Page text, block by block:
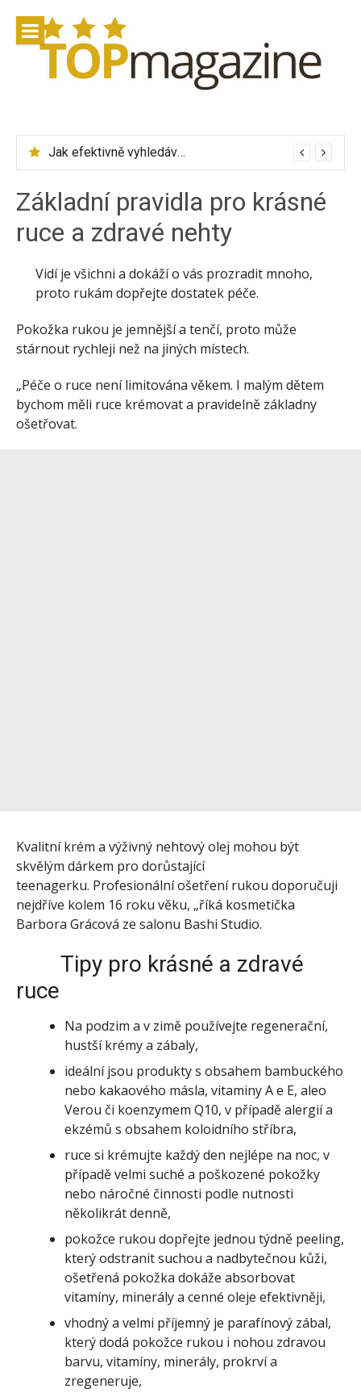
obsah
Jak efektivně vyhledávat letenky přes Skyscanner
Základní pravidla pro krásné
ruce a zdravé nehty
Vidí je všichni a dokáží o vás prozradit mnoho,
proto rukám dopřejte dostatek péče.
Pokožka rukou je jemnější a tenčí, proto může
stárnout rychleji než na jiných místech.
„Péče o ruce není limitována věkem. I malým dětem
bychom měli ruce krémovat a pravidelně základny
ošetřovat.
Kvalitní krém a výživný nehtový olej mohou být
skvělým dárkem pro dorůstající
teenagerku. Profesionální ošetření rukou doporučuji
nejdříve kolem 16 roku věku, „říká kosmetička
Barbora Grácová ze salonu Bashi Studio.
Tipy pro krásné a zdravé
ruce
Na podzim a v zimě používejte regenerační,
hustší krémy a zábaly,
ideální jsou produkty s obsahem bambuckého
nebo kakaového másla, vitaminy A e E, aleo
Verou či koenzymem Q10, v případě alergií a
ekzémů s obsahem koloidního stříbra,
ruce si krémujte každý den nejlépe na noc, v
případě velmi suché a poškozené pokožky
nebo náročné činnosti podle nutnosti
několikrát denně,
pokožce rukou dopřejte jednou týdně peeling,
který odstranit suchou a nadbytečnou kůži,
ošetřená pokožka dokáže absorbovat
vitamíny, minerály a cenné oleje efektivněji,
vhodný a velmi příjemný je parafínový zábal,
který dodá pokožce rukou i nohou zdravou
barvu, vitamíny, minerály, prokrví a
zregeneruje,